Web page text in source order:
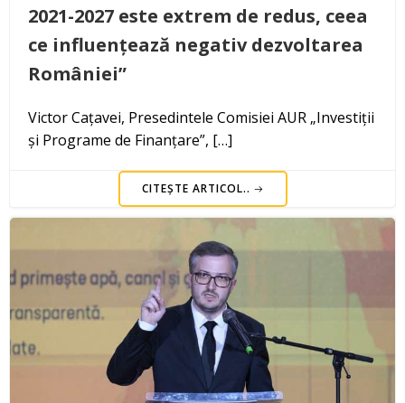
2021-2027 este extrem de redus, ceea
ce influențează negativ dezvoltarea
României”
Victor Cațavei, Presedintele Comisiei AUR „Investiții
și Programe de Finanțare”, […]
CITEȘTE ARTICOL..